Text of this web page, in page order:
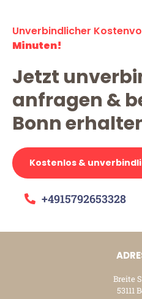
Unverbindlicher
Minuten!
Jetzt
anfragen &
Bonn
Kostenlos &
+4915792653328
Breite
53111